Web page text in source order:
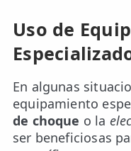
Uso de
En algunas
equipamiento
de choque o la
ser beneficiosas